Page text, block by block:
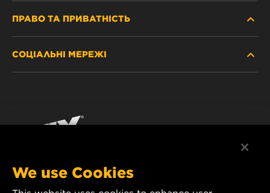
ПРАВО ТА ПРИВАТНІСТЬ
ЗАХИСТ ПЕРСОНАЛЬНИХ ДАНИХ
РЕКВІЗИТИ
СОЦІАЛЬНІ МЕРЕЖІ
We use Cookies